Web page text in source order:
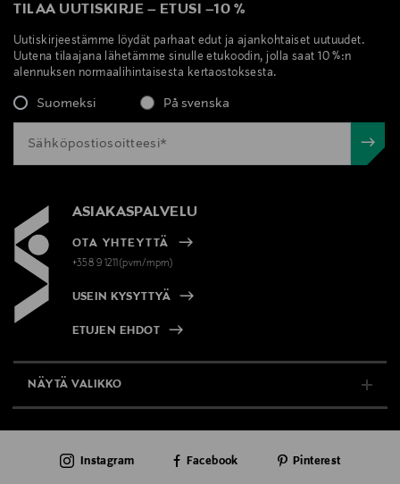
TILAA UUTISKIRJE – ETUSI –10 %
Uutiskirjeestämme löydät parhaat edut ja ajankohtaiset uutuudet.
Uutena tilaajana lähetämme sinulle etukoodin, jolla saat 10 %:n
alennuksen normaalihintaisesta kertaostoksesta.
Suomeksi På svenska
ASIAKASPALVELU
OTA YHTEYTTÄ
+358 9 1211(pvm/mpm)
USEIN KYSYTTYÄ
ETUJEN EHDOT
NÄYTÄ VALIKKO
AJANKOHTAISTA
Instagram Facebook Pinterest